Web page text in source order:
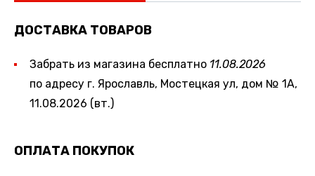
ДОСТАВКА ТОВАРОВ
Забрать из магазина бесплатно 11.08.2026
по адресу г. Ярославль, Мостецкая ул, дом № 1А,
11.08.2026 (вт.)
ОПЛАТА ПОКУПОК